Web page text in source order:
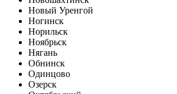
Новый Уренгой
Ногинск
Норильск
Ноябрьск
Нягань
Обнинск
Одинцово
Озерск